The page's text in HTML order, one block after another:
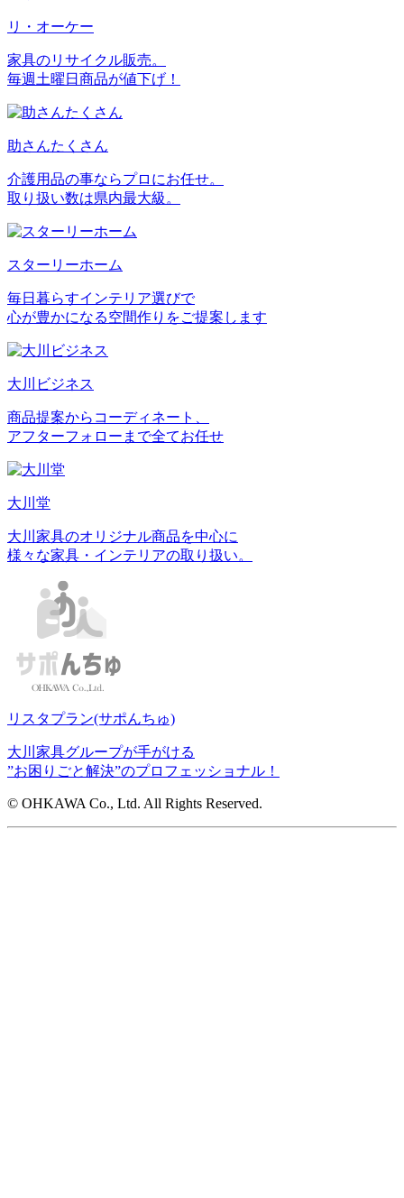
リ・オーケー
家具のリサイクル販売。
毎週土曜日商品が値下げ！
助さんたくさん
介護用品の事ならプロにお任せ。
取り扱い数は県内最大級。
スターリーホーム
毎日暮らすインテリア選びで
心が豊かになる空間作りをご提案します
大川ビジネス
商品提案からコーディネート、
アフターフォローまで全てお任せ
大川堂
大川家具のオリジナル商品を中心に
様々な家具・インテリアの取り扱い。
リスタプラン(サポんちゅ)
大川家具グループが手がける
”お困りごと解決”のプロフェッショナル！
© OHKAWA Co., Ltd. All Rights Reserved.